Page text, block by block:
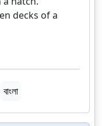
decks of a
বাংলা